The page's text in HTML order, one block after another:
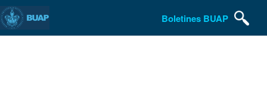
Boletines BUAP